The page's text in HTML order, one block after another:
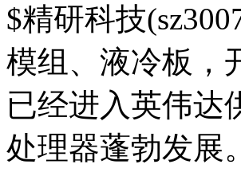
$精研科技
模组、液冷板，
已经进入英伟达
处理器蓬勃发展。